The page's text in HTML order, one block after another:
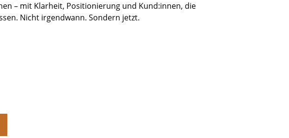
– mit Klarheit, Positionierung und Kund:innen, die
Nicht irgendwann. Sondern jetzt.